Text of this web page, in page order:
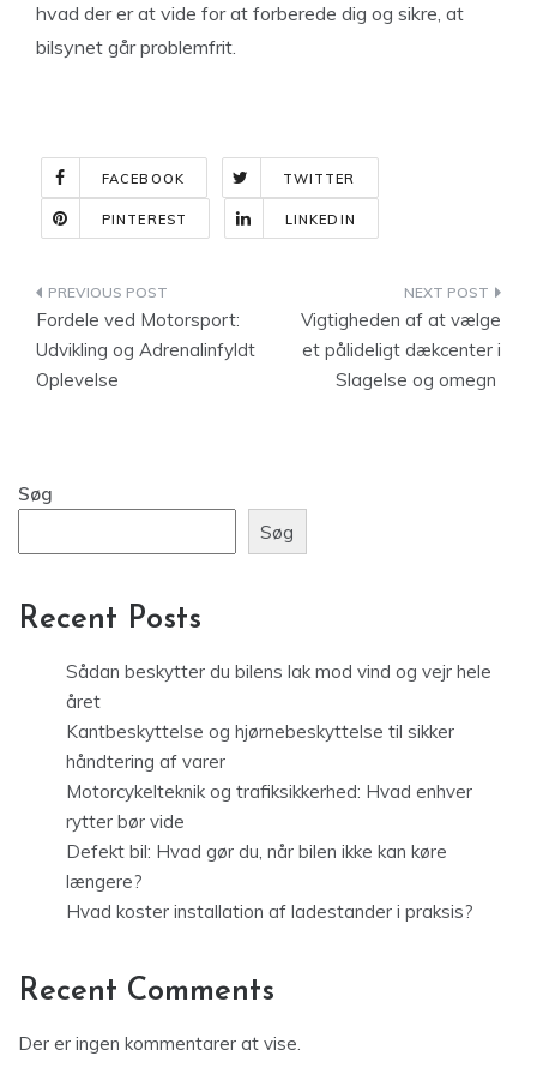
hvad der er at vide for at forberede dig og sikre, at
bilsynet går problemfrit.
FACEBOOK TWITTER
PINTEREST LINKEDIN
Indlægsnavigation
Fordele ved Motorsport:
Udvikling og Adrenalinfyldt
Oplevelse
Vigtigheden af at vælge
et pålideligt dækcenter i
Slagelse og omegn
Søg
Søg
Recent Posts
Sådan beskytter du bilens lak mod vind og vejr hele
året
Kantbeskyttelse og hjørnebeskyttelse til sikker
håndtering af varer
Motorcykelteknik og trafiksikkerhed: Hvad enhver
rytter bør vide
Defekt bil: Hvad gør du, når bilen ikke kan køre
længere?
Hvad koster installation af ladestander i praksis?
Recent Comments
Der er ingen kommentarer at vise.